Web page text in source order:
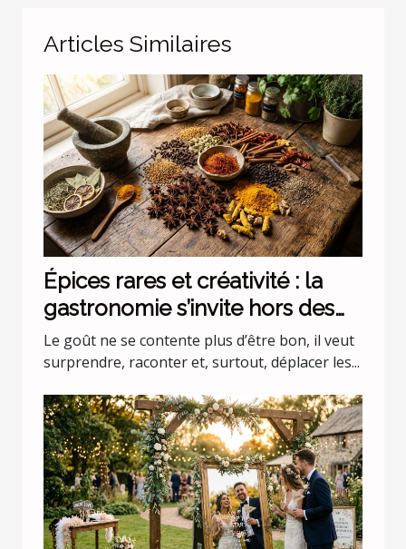
Articles Similaires
Épices rares et créativité : la
gastronomie s’invite hors des
codes
Le goût ne se contente plus d’être bon, il veut
surprendre, raconter et, surtout, déplacer les...